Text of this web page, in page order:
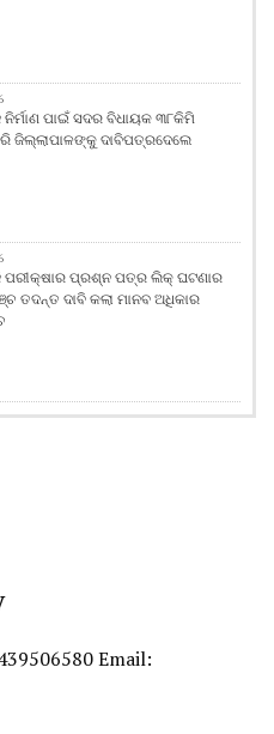
ନିର୍ମାଣ ପାଇଁ ସଦର ବିଧାୟକ ୩୮କିମି
ଜିଲ୍ଲାପାଳଙ୍କୁ ଦାବିପତ୍ରଦେଲେ
ପରୀକ୍ଷାର ପ୍ରଶ୍ନ ପତ୍ର ଲିକ୍ ଘଟଣାର
ତଦନ୍ତ ଦାବି କଲା ମାନବ ଅଧିକାର
Email: